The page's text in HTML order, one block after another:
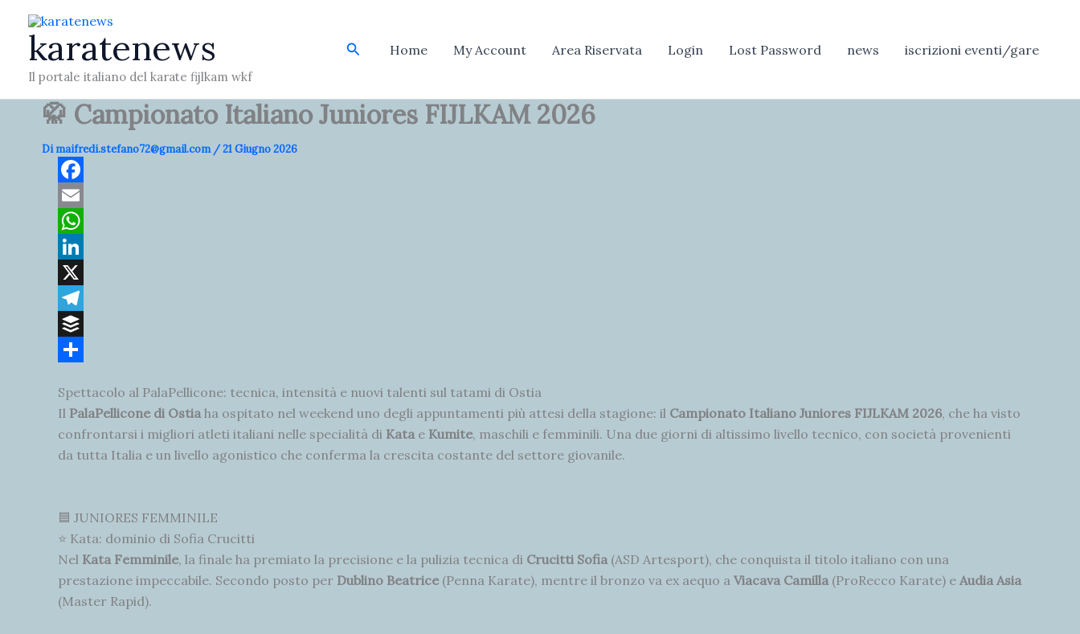
contenutokaratenews
Il portale italiano del karate fijlkam wkf
Cerca Home My Account Area Riservata Login Lost Password news iscrizioni eventi/gare
🥋 Campionato Italiano Juniores FIJLKAM 2026
Dimaifredi.stefano72@gmail.com /21 Giugno 2026
F
a
c
e
b
o
o
E
m
a
W
h
a
t
s
p
L
n
k
d
n
X
T
e
e
r
B
f
e
o
d
d
i
Spettacolo al PalaPellicone: tecnica, intensità e nuovi talenti sul tatami di Ostia
Il PalaPellicone di Ostiaha ospitato nel weekend uno degli appuntamenti più attesi della stagione: il Campionato Italiano Juniores FIJLKAM 2026, che ha visto
confrontarsi i migliori atleti italiani nelle specialità di Katae Kumite, maschili e femminili. Una due giorni di altissimo livello tecnico, con società provenienti
da tutta Italia e un livello agonistico che conferma la crescita costante del settore giovanile.
🟦 JUNIORES FEMMINILE
⭐ Kata: dominio di Sofia Crucitti
Nel Kata Femminile, la finale ha premiato la precisione e la pulizia tecnica di Crucitti Sofia (ASD Artesport), che conquista il titolo italiano con una
prestazione impeccabile. Secondo posto per Dublino Beatrice (Penna Karate), mentre il bronzo va ex aequo a Viacava Camilla (ProRecco Karate) e Audia Asia
(Master Rapid).